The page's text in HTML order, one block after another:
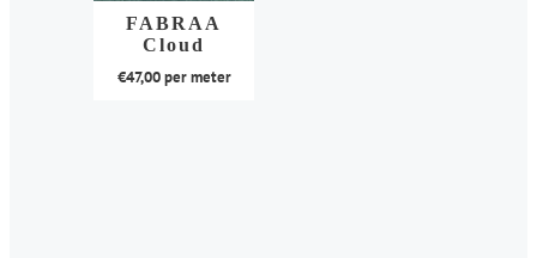
FABRAA
Cloud
€47,00per meter